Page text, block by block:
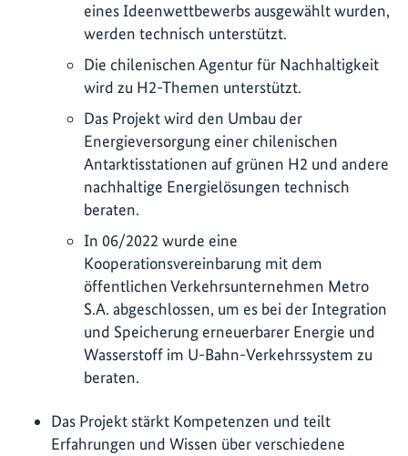
eines Ideenwettbewerbs ausgewählt wurden,
werden technisch unterstützt.
Die chilenischen Agentur für Nachhaltigkeit
wird zu H2-Themen unterstützt.
Das Projekt wird den Umbau der
Energieversorgung einer chilenischen
Antarktisstationen auf grünen H2 und andere
nachhaltige Energielösungen technisch
beraten.
In 06/2022 wurde eine
Kooperationsvereinbarung mit dem
öffentlichen Verkehrsunternehmen Metro
S.A. abgeschlossen, um es bei der Integration
und Speicherung erneuerbarer Energie und
Wasserstoff im U-Bahn-Verkehrssystem zu
beraten.
Das Projekt stärkt Kompetenzen und teilt
Erfahrungen und Wissen über verschiedene